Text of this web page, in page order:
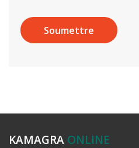
KAMAGRA ONLINE